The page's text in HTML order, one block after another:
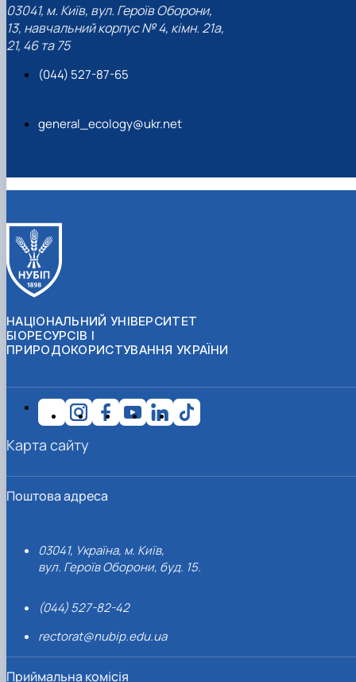
03041, м. Київ, вул. Героїв Оборони,
13, навчальний корпус № 4, кімн. 21а,
21, 46 та 75
(044) 527-87-65
general_ecology@ukr.net
НАЦІОНАЛЬНИЙ УНІВЕРСИТЕТ
БІОРЕСУРСІВ І
ПРИРОДОКОРИСТУВАННЯ УКРАЇНИ
Поштова адреса
03041, Україна, м. Київ,
вул. Героїв Оборони, буд. 15.
(044) 527-82-42
rectorat@nubip.edu.ua
Приймальна комісія
Карта сайту